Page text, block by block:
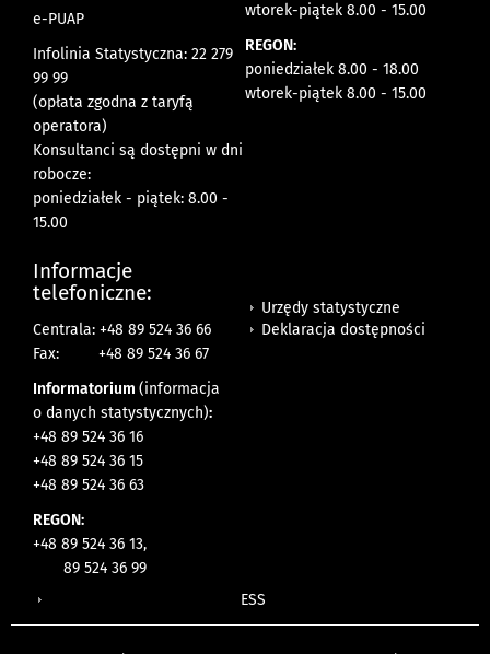
e-PUAP
Infolinia Statystyczna: 22 279
99 99
(opłata zgodna z taryfą
operatora)
Konsultanci są dostępni w dni
robocze:
poniedziałek - piątek: 8.00 -
15.00
wtorek-piątek 8.00 - 15.00
REGON:
poniedziałek 8.00 - 18.00
wtorek-piątek 8.00 - 15.00
Informacje
telefoniczne:
Centrala: +48 89 524 36 66
Fax:
+48 89 524 36 67
Informatorium (informacja
o danych statystycznych):
+48 89 524 36 16
+48 89 524 36 15
+48 89 524 36 63
REGON:
+48 89 524 36 13,
89 524 36 99
Urzędy statystyczne
Deklaracja dostępności
ESS